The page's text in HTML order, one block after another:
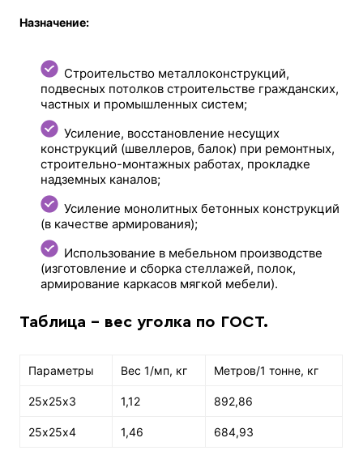
Назначение:
Строительство металлоконструкций,
подвесных потолков строительстве гражданских,
частных и промышленных систем;
Усиление, восстановление несущих
конструкций (швеллеров, балок) при ремонтных,
строительно-монтажных работах, прокладке
надземных каналов;
Усиление монолитных бетонных конструкций
(в качестве армирования);
Использование в мебельном производстве
(изготовление и сборка стеллажей, полок,
армирование каркасов мягкой мебели).
Таблица - вес уголка по ГОСТ.
Параметры Вес 1/мп, кг Метров/1 тонне, кг
25х25х3 1,12 892,86
25х25х4 1,46 684,93